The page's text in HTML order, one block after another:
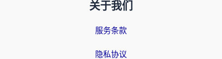
关于我们
服务条款
隐私协议